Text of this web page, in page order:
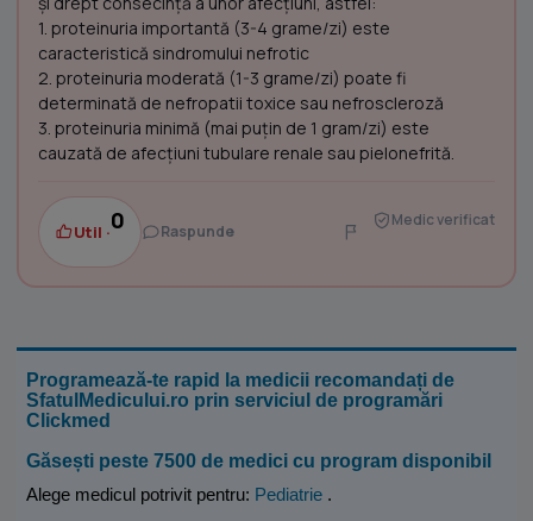
1. proteinuria importantă (3-4 grame/zi) este
caracteristică sindromului nefrotic
2. proteinuria moderată (1-3 grame/zi) poate fi
determinată de nefropatii toxice sau nefroscleroză
3. proteinuria minimă (mai puţin de 1 gram/zi) este
cauzată de afecţiuni tubulare renale sau pielonefrită.
Util ·0 Raspunde
Medic verificat
Programează-te rapid la medicii recomandați de
SfatulMedicului.ro prin serviciul de programări
Clickmed
Găsești peste 7500 de medici cu program disponibil
Alege medicul potrivit pentru: Pediatrie .